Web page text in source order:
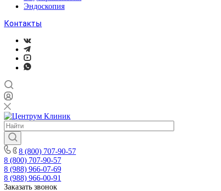
Эндоскопия
Контакты
8 (800) 707-90-57
8 (800) 707-90-57
8 (988) 966-07-69
8 (988) 966-00-91
Заказать звонок